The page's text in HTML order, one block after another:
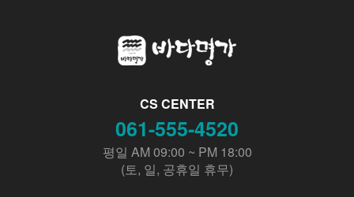
CS CENTER
061-555-4520
평일 AM 09:00 ~ PM 18:00
(토, 일, 공휴일 휴무)